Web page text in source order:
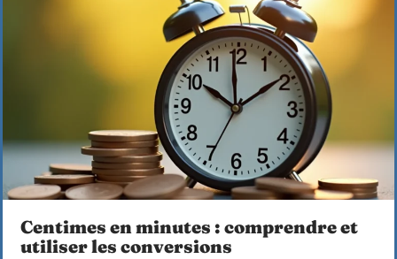
Centimes en minutes : comprendre et
utiliser les conversions